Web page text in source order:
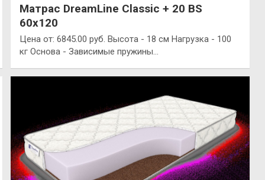
Матрас DreamLine Classic + 20 BS
60х120
Цена от: 6845.00 руб. Высота - 18 см Нагрузка - 100
кг Основа - Зависимые пружины…